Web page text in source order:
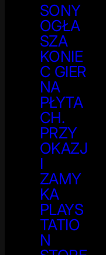
SONY
OGŁA
SZA
KONIE
C GIER
NA
PŁYTA
CH.
PRZY
OKAZJ
I
ZAMY
KA
PLAYS
TATIO
N